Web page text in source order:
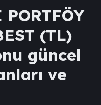
(TL)
güncel
ve